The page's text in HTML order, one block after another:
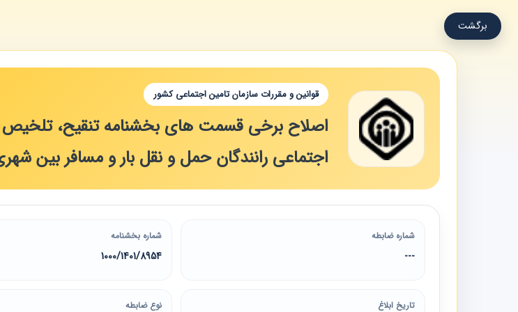
برگشت
قوانین و مقررات سازمان تامین اجتماعی کشور
اصلاح برخی قسمت های بخشنامه تنقیح، تلخیص
اجتماعی رانندگان حمل و نقل بار و مسافر بین
شماره ضابطه
---
شماره بخشنامه
8954/‏1401/‏1000
تاریخ ابلاغ نوع ضابطه